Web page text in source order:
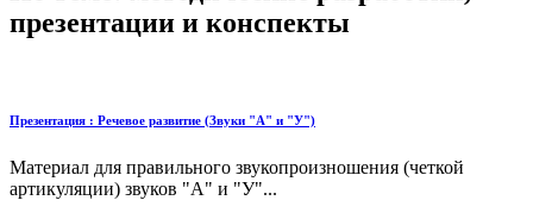
презентации и конспекты
Презентация : Речевое развитие (Звуки "А" и "У")
Материал для правильного звукопроизношения (четкой
артикуляции) звуков "А" и "У"...